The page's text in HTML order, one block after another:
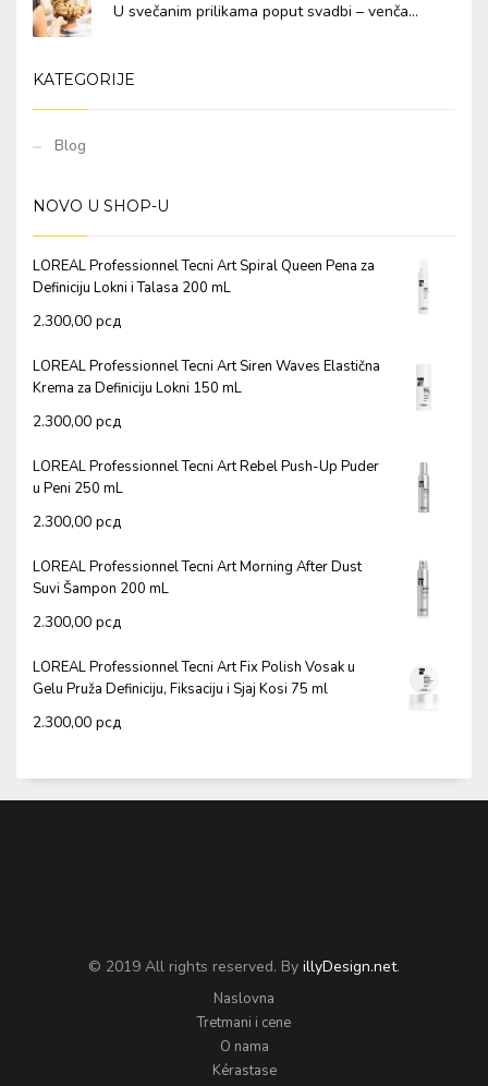
U svečanim prilikama poput svadbi – venča...
KATEGORIJE
Blog
NOVO U SHOP-U
LOREAL Professionnel Tecni Art Spiral Queen Pena za
Definiciju Lokni i Talasa 200 mL
2.300,00 рсд
LOREAL Professionnel Tecni Art Siren Waves Elastična
Krema za Definiciju Lokni 150 mL
2.300,00 рсд
LOREAL Professionnel Tecni Art Rebel Push-Up Puder
u Peni 250 mL
2.300,00 рсд
LOREAL Professionnel Tecni Art Morning After Dust
Suvi Šampon 200 mL
2.300,00 рсд
LOREAL Professionnel Tecni Art Fix Polish Vosak u
Gelu Pruža Definiciju, Fiksaciju i Sjaj Kosi 75 ml
2.300,00 рсд
© 2019 All rights reserved. By illyDesign.net.
Naslovna
Tretmani i cene
O nama
Kérastase